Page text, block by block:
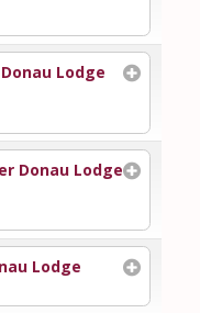
Donau Lodge
Donau Lodge
Lodge